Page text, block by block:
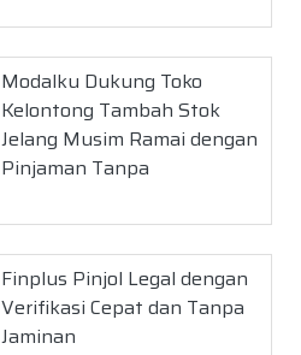
Modalku Dukung Toko
Kelontong Tambah Stok
Jelang Musim Ramai dengan
Pinjaman Tanpa
Finplus Pinjol Legal dengan
Verifikasi Cepat dan Tanpa
Jaminan